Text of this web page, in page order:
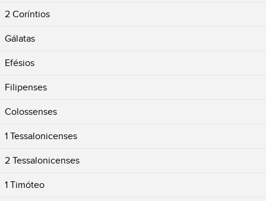
2 Coríntios
Gálatas
Efésios
Filipenses
Colossenses
1 Tessalonicenses
2 Tessalonicenses
1 Timóteo